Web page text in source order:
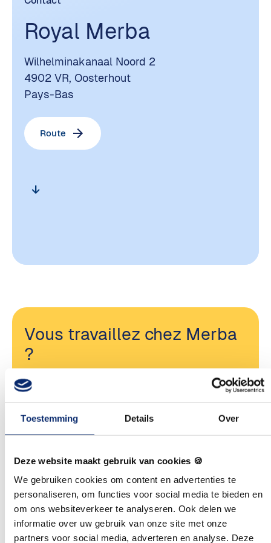
Toestemming Details Over
Deze website maakt gebruik van cookies 🍪
We gebruiken cookies om content en advertenties te
personaliseren, om functies voor social media te bieden en
om ons websiteverkeer te analyseren. Ook delen we
informatie over uw gebruik van onze site met onze
partners voor social media, adverteren en analyse. Deze
Royal Merba
Wilhelminakanaal Noord 2
4902 VR, Oosterhout
Pays-Bas
Route
arrow_downward_alt
Vous travaillez chez Merba
?
Bonjour, comme c'est gentil que vous vous
intéressiez à Royal Merba en tant qu'employeur !
Jetez un coup d'œil à notre site Web de carrière
pour tous nos postes vacants actuels.
Histoire